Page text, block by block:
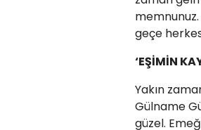
geçe
‘EŞİMİN
Yakın
Gülname
güzel.